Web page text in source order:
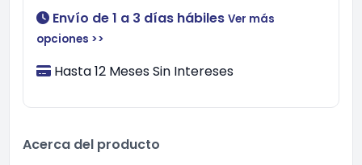
Envío de 1 a 3 días hábiles Ver más
opciones >>
Hasta 12 Meses Sin Intereses
Acerca del producto